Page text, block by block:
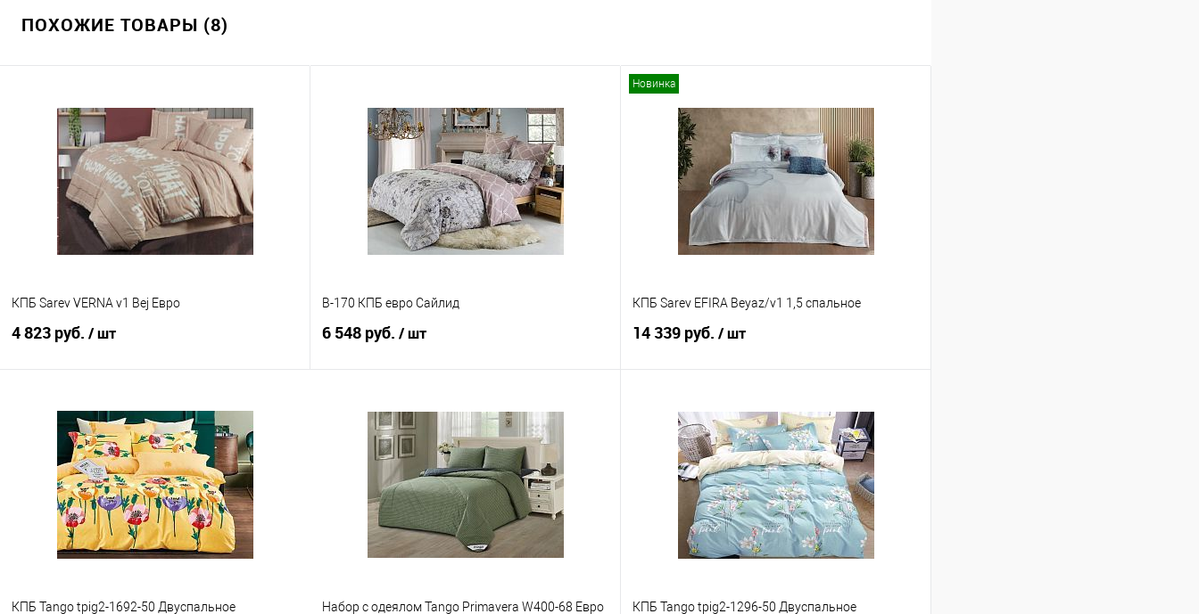
ПОХОЖИЕ ТОВАРЫ (8)
КПБ Sarev VERNA v1 Bej Евро
4 823 руб. / шт
Купить в 1 клик
Сравнение
В избранное
В наличии
B-170 КПБ евро Сайлид
6 548 руб. / шт
Купить в 1 клик
Сравнение
В избранное
В наличии
Новинка
КПБ Sarev EFIRA Beyaz/v1 1,5 спальное
14 339 руб. / шт
Купить в 1 клик
Сравнение
В избранное
В наличии
КПБ Tango tpig2-1692-50 Двуспальное Набор с одеялом Tango Primavera W400-68 Евро КПБ Tango tpig2-1296-50 Двуспальное